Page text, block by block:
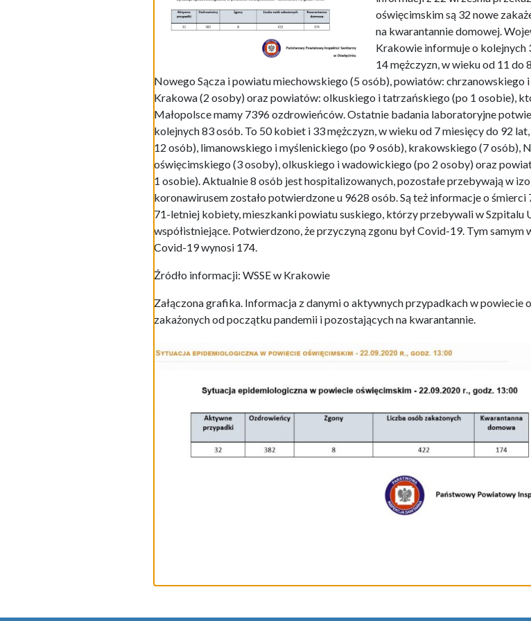
oświęcimskim są 32 nowe
na kwarantannie domowej.
Krakowie informuje o
14 mężczyzn, w wieku od 11
Nowego Sącza i powiatu miechowskiego (5 osób), powiatów:
Krakowa (2 osoby) oraz powiatów: olkuskiego i tatrzańskiego (po 1 osobie),
Małopolsce mamy 7396 ozdrowieńców. Ostatnie badania laboratoryjne
kolejnych 83 osób. To 50 kobiet i 33 mężczyzn, w wieku od 7 miesięcy do 92
12 osób), limanowskiego i myślenickiego (po 9 osób), krakowskiego (7 osób),
oświęcimskiego (3 osoby), olkuskiego i wadowickiego (po 2 osoby) oraz
1 osobie). Aktualnie 8 osób jest hospitalizowanych, pozostałe przebywają w
koronawirusem zostało potwierdzone u 9628 osób. Są też informacje o
71-letniej kobiety, mieszkanki powiatu suskiego, którzy przebywali w
współistniejące. Potwierdzono, że przyczyną zgonu był Covid-19. Tym
Covid-19 wynosi 174.
Źródło informacji: WSSE w Krakowie
Załączona grafika. Informacja z danymi o aktywnych przypadkach w
zakażonych od początku pandemii i pozostających na kwarantannie.